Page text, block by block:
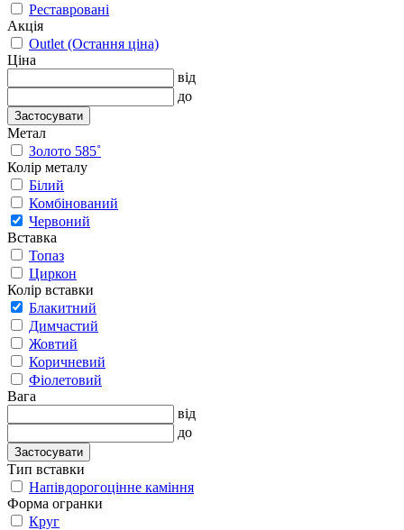
Реставровані
Акція
Outlet (Остання ціна)
Ціна
від
до
Застосувати
Метал
Золото 585˚
Колір металу
Білий
Комбінований
Червоний
Вставка
Топаз
Циркон
Колір вставки
Блакитний
Димчастий
Жовтий
Коричневий
Фіолетовий
Вага
від
до
Застосувати
Тип вставки
Напівдорогоцінне каміння
Форма огранки
Круг